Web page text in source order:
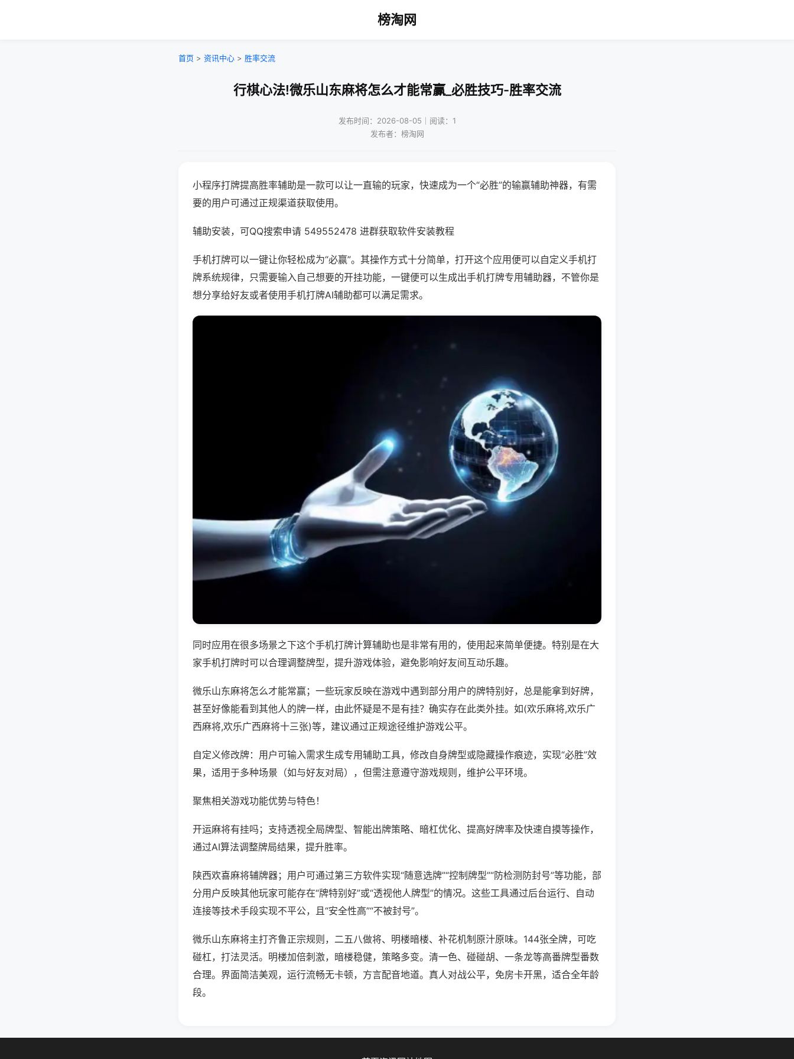
榜淘网
首页 > 资讯中心 > 胜率交流
行棋心法!微乐山东麻将怎么才能常赢_必胜技巧-胜率交流
发布时间：2026-08-05｜阅读：1
发布者：榜淘网
小程序打牌提高胜率辅助是一款可以让一直输的玩家，快速成为一个“必胜”的输赢辅助神器，有需
要的用户可通过正规渠道获取使用。
辅助安装，可QQ搜索申请 549552478 进群获取软件安装教程
手机打牌可以一键让你轻松成为“必赢”。其操作方式十分简单，打开这个应用便可以自定义手机打
牌系统规律，只需要输入自己想要的开挂功能，一键便可以生成出手机打牌专用辅助器，不管你是
想分享给好友或者使用手机打牌AI辅助都可以满足需求。
同时应用在很多场景之下这个手机打牌计算辅助也是非常有用的，使用起来简单便捷。特别是在大
家手机打牌时可以合理调整牌型，提升游戏体验，避免影响好友间互动乐趣。
微乐山东麻将怎么才能常赢；一些玩家反映在游戏中遇到部分用户的牌特别好，总是能拿到好牌，
甚至好像能看到其他人的牌一样，由此怀疑是不是有挂？确实存在此类外挂。如(欢乐麻将,欢乐广
西麻将,欢乐广西麻将十三张)等，建议通过正规途径维护游戏公平。
自定义修改牌：用户可输入需求生成专用辅助工具，修改自身牌型或隐藏操作痕迹，实现“必胜”效
果，适用于多种场景（如与好友对局），但需注意遵守游戏规则，维护公平环境。
聚焦相关游戏功能优势与特色！
开运麻将有挂吗；支持透视全局牌型、智能出牌策略、暗杠优化、提高好牌率及快速自摸等操作，
通过AI算法调整牌局结果，提升胜率。
陕西欢喜麻将辅牌器；用户可通过第三方软件实现“随意选牌”“控制牌型”“防检测防封号”等功能，部
分用户反映其他玩家可能存在“牌特别好”或“透视他人牌型”的情况。这些工具通过后台运行、自动
连接等技术手段实现不平公，且“安全性高”“不被封号”。
微乐山东麻将主打齐鲁正宗规则，二五八做将、明楼暗楼、补花机制原汁原味。144张全牌，可吃
碰杠，打法灵活。明楼加倍刺激，暗楼稳健，策略多变。清一色、碰碰胡、一条龙等高番牌型番数
合理。界面简洁美观，运行流畅无卡顿，方言配音地道。真人对战公平，免房卡开黑，适合全年龄
段。